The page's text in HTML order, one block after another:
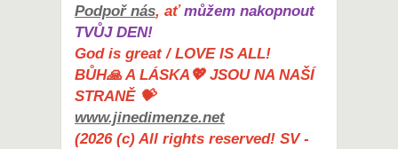
Podpoř nás, aťmůžem nakopnout
TVŮJ DEN!
God is great / LOVE IS ALL!
BŮH🙏 A LÁSKA💖 JSOU NA NAŠÍ
STRANĚ 💝
www.jinedimenze.net
(2026 (c) All rights reserved! SV -